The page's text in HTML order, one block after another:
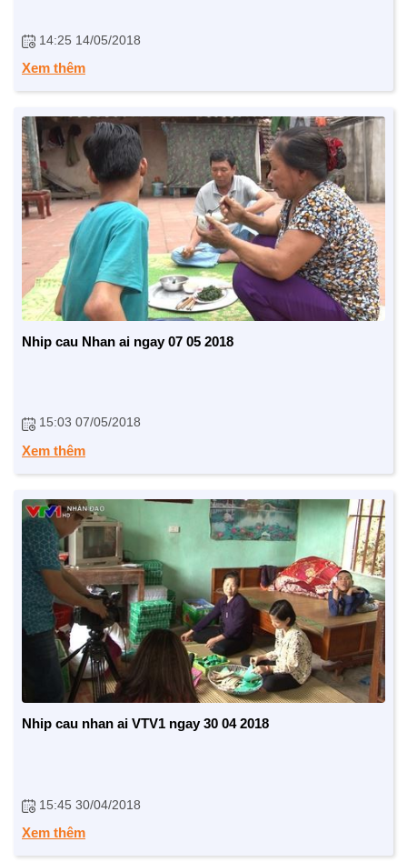
TRÁCH NHIỆM CỘNG ĐỒNG
Mô hình tiêu biểu
14:25 14/05/2018
Xem thêm
Nhip cau Nhan ai ngay 07 05 2018
15:03 07/05/2018
Xem thêm
Nhip cau nhan ai VTV1 ngay 30 04 2018
15:45 30/04/2018
Xem thêm